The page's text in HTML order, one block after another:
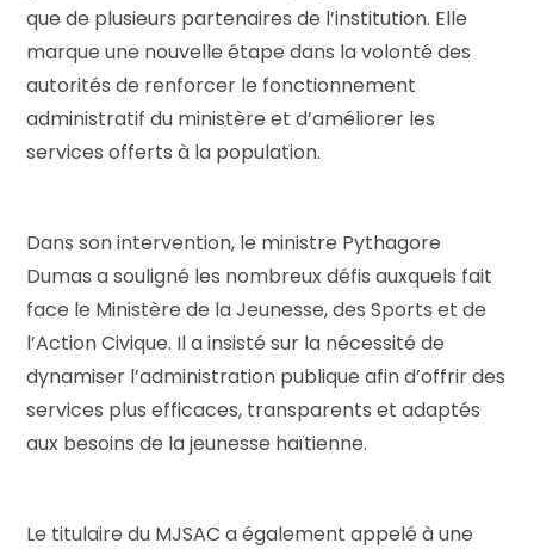
que de plusieurs partenaires de l’institution. Elle
marque une nouvelle étape dans la volonté des
autorités de renforcer le fonctionnement
administratif du ministère et d’améliorer les
services offerts à la population.
Dans son intervention, le ministre Pythagore
Dumas a souligné les nombreux défis auxquels fait
face le Ministère de la Jeunesse, des Sports et de
l’Action Civique. Il a insisté sur la nécessité de
dynamiser l’administration publique afin d’offrir des
services plus efficaces, transparents et adaptés
aux besoins de la jeunesse haïtienne.
Le titulaire du MJSAC a également appelé à une